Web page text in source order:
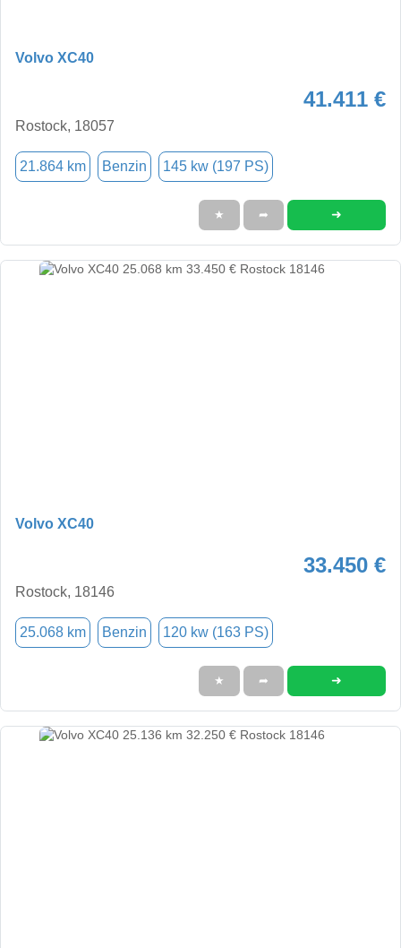
Volvo XC40
41.411 €
Rostock, 18057
21.864 km Benzin 145 kw (197 PS)
★ ➦ ➜
Volvo XC40
33.450 €
Rostock, 18146
25.068 km Benzin 120 kw (163 PS)
★ ➦ ➜